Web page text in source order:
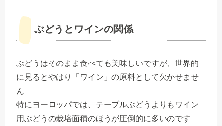
ぶどうとワインの関係
ぶどうはそのまま食べても美味しいですが、世界的
に見るとやはり「ワイン」の原料として欠かせませ
ん
特にヨーロッパでは、テーブルぶどうよりもワイン
用ぶどうの栽培面積のほうが圧倒的に多いのです